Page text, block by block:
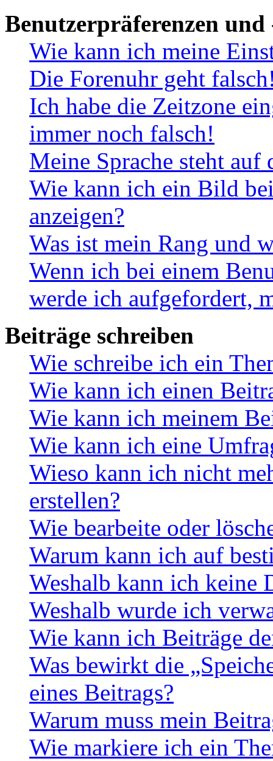
Benutzerpräferenzen und
Wie kann ich meine
Die Forenuhr geht
Ich habe die Zeitzone
immer noch falsch!
Meine Sprache steht
Wie kann ich ein Bild
anzeigen?
Was ist mein Rang und
Wenn ich bei einem
werde ich aufgefordert,
Beiträge schreiben
Wie schreibe ich ein
Wie kann ich einen
Wie kann ich meinem
Wie kann ich eine
Wieso kann ich nicht
erstellen?
Wie bearbeite oder
Warum kann ich auf
Weshalb kann ich keine
Weshalb wurde ich
Wie kann ich Beiträge
Was bewirkt die
eines Beitrags?
Warum muss mein
Wie markiere ich ein